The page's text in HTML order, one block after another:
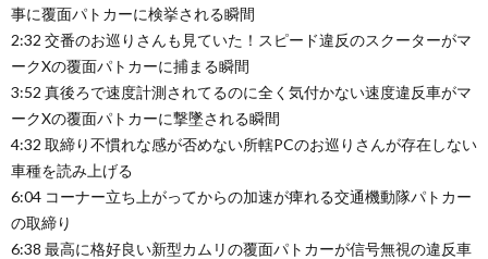
事に覆面パトカーに検挙される瞬間
2:32 交番のお巡りさんも見ていた！スピード違反のスクーターがマ
ークXの覆面パトカーに捕まる瞬間
3:52 真後ろで速度計測されてるのに全く気付かない速度違反車がマ
ークXの覆面パトカーに撃墜される瞬間
4:32 取締り不慣れな感が否めない所轄PCのお巡りさんが存在しない
車種を読み上げる
6:04 コーナー立ち上がってからの加速が痺れる交通機動隊パトカー
の取締り
6:38 最高に格好良い新型カムリの覆面パトカーが信号無視の違反車